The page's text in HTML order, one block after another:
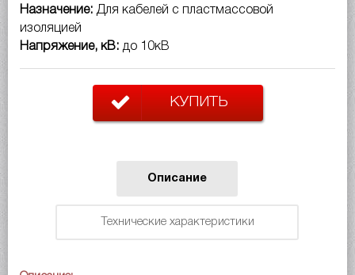
Назначение: Для кабелей с пластмассовой
изоляцией
Напряжение, кВ: до 10кВ
КУПИТЬ
Описание
Технические характеристики